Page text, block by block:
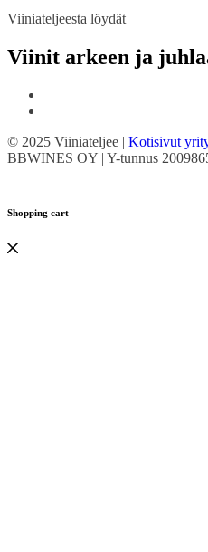
Viiniateljeesta löydät
Viinit arkeen ja
© 2025 Viiniateljee | Kotisivut
BBWINES OY | Y-tunnus
Shopping cart